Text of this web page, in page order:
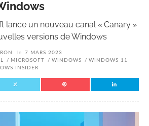
lance un nouveau canal « Canary »
versions de Windows
le
7 MARS 2023
MICROSOFT WINDOWS
WINDOWS 11
INSIDER